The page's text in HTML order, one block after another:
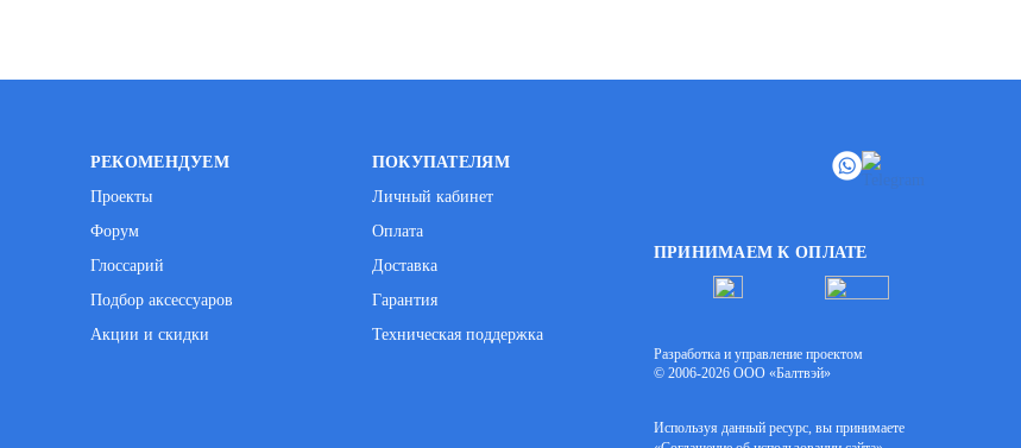
РЕКОМЕНДУЕМ
Проекты
Форум
Глоссарий
Подбор аксессуаров
Акции и скидки
ПОКУПАТЕЛЯМ
Личный кабинет
Оплата
Доставка
Гарантия
Техническая поддержка
ПРИНИМАЕМ К ОПЛАТЕ
Разработка и управление проектом
© 2006-2026 ООО «Балтвэй»
Используя данный ресурс, вы принимаете